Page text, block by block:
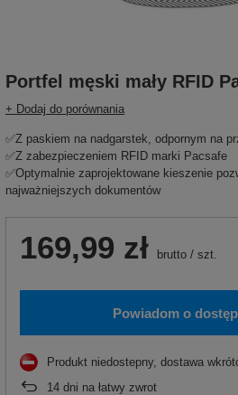
Portfel męski mały RFID
+ Dodaj do porównania
✅Z paskiem na nadgarstek, odpornym na
✅Z zabezpieczeniem RFID marki Pacsafe
✅Optymalnie zaprojektowane kieszenie
najważniejszych dokumentów
169,99 zł brutto / szt.
Powiadom o
Produkt niedostepny, dostawa
14 dni na łatwy zwrot